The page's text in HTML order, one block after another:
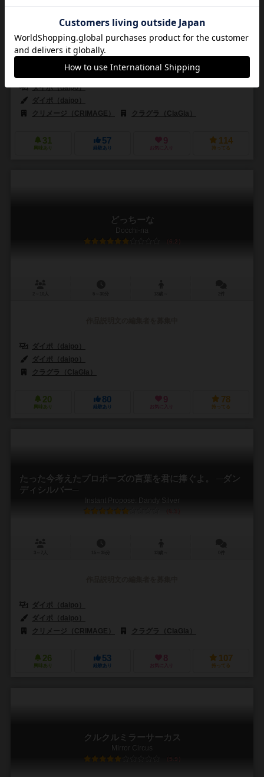
－ －
ダイポ（daipo）
ダイポ（daipo）
クリメージ（CRIMAGE）
クラグラ（ClaGla）
31
興味あり
57
経験あり
9
お気に入り
114
持ってる
どっちーな
Docchi-na
6.2
ダイポ（daipo）
ダイポ（daipo）
クラグラ（ClaGla）
20
興味あり
80
経験あり
9
お気に入り
78
持ってる
たった今考えたプロポーズの言葉を君に捧ぐよ。 ─ダン
ディシルバー─
Instant Propose: Dandy Silver
ダイポ（daipo）
ダイポ（daipo）
クリメージ（CRIMAGE）
クラグラ（ClaGla）
26
興味あり
53
経験あり
8
お気に入り
107
持ってる
クルクルミラーサーカス
Mirror Circus
5.9